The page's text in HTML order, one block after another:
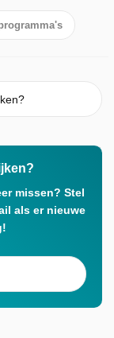
missen? Stel
als er nieuwe